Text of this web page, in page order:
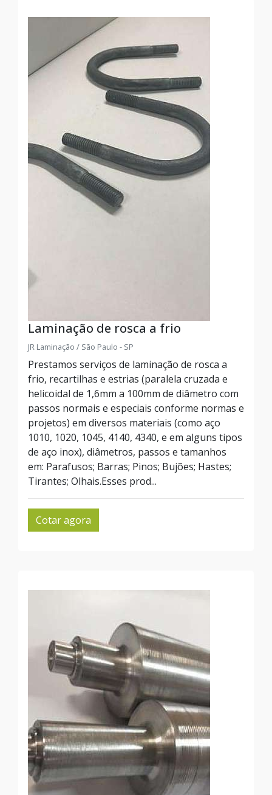
Laminação de rosca a frio
JR Laminação / São Paulo - SP
Prestamos serviços de laminação de rosca a
frio, recartilhas e estrias (paralela cruzada e
helicoidal de 1,6mm a 100mm de diâmetro com
passos normais e especiais conforme normas e
projetos) em diversos materiais (como aço
1010, 1020, 1045, 4140, 4340, e em alguns tipos
de aço inox), diâmetros, passos e tamanhos
em: Parafusos; Barras; Pinos; Bujões; Hastes;
Tirantes; Olhais.Esses prod...
Cotar agora